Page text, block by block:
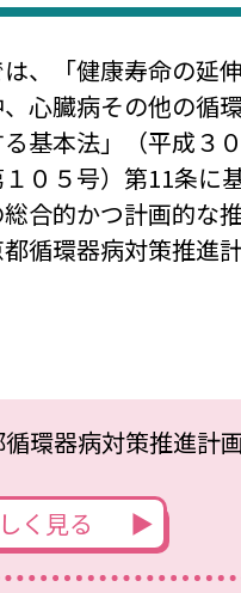
、「健康寿命の延
心臓病その他の循
基本法」（平成３
０５号）第11条に
合的かつ計画的な
循環器病対策推進
環器病対策推進計
く見る